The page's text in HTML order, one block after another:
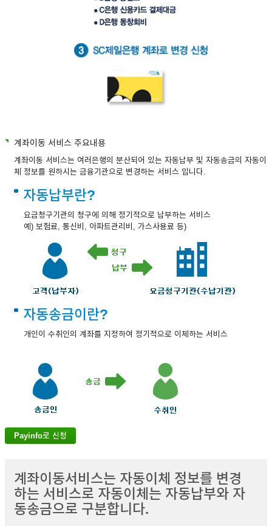
계좌이동 서비스 주요내용
계좌이동 서비스는 여러은행의 분산되어 있는 자동납부 및 자동송금의 자동이
체 정보를 원하시는 금융기관으로 변경하는 서비스 입니다.
자동납부란?
요금청구기관의 청구에 의해 정기적으로 납부하는 서비스
예) 보험료, 통신비, 아파트관리비, 가스사용료 등)
자동송금이란?
개인이 수취인의 계좌를 지정하여 정기적으로 이체하는 서비스
Payinfo로 신청
계좌이동서비스는 자동이체 정보를 변경
하는 서비스로 자동이체는 자동납부와 자
동송금으로 구분합니다.